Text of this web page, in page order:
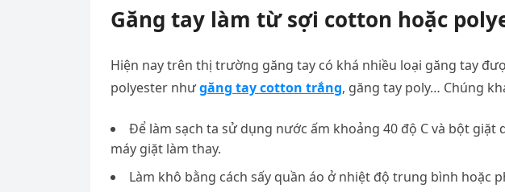
Găng tay làm từ sợi cotton hoặc
Hiện nay trên thị trường găng tay có khá nhiều loại găng tay
polyester nhưgăng tay cotton trắng, găng tay poly… Chúng
Để làm sạch ta sử dụng nước ấm khoảng 40 độ C và bột
máy giặt làm thay.
Làm khô bằng cách sấy quần áo ở nhiệt độ trung bình hoặc